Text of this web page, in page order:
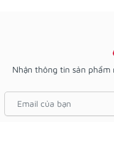
Nhận thông tin sản